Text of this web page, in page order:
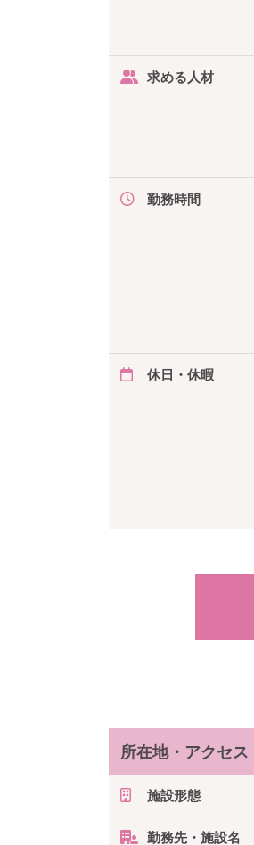
求める人材
勤務時間
休日・休暇
所在地・アクセス
施設形態
勤務先・施設名